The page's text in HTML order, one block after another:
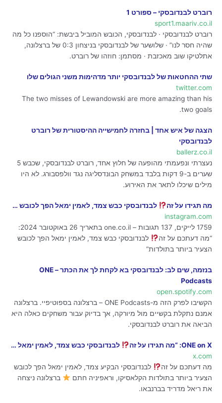
רוברט לבנדובסקי – ספורט 1
sport1.maariv.co.il
רוברט לבנדובסקי · לבנדובסקי, הכובש המוביל ביבשת: “הוספנו כל מה
שהיה חסר לנו” · שלושער של לבנדובסקי בניצחון 0:3 של ברצלונה,
אתלטיקו שוב מאכזבת · מסתמן: חוזהו של רוברט.
שתי ההחטאות של לבנדובסקי יותר מדהימות משני הגולים שלו
twitter.com
The two misses of Lewandowski are more amazing than his
two goals.
הצגה של איש אחד | בחזרה לחמישייה ההיסטורית של רוברט
לבנדובסקי
ballerz.co.il
נעצרתי ונפעמתי מהופעה של חלוץ אחד, רוברט לבנדובסקי, שכבש 5
שערים ב-9 דקות בלבד במשחק הבונדסליגה נגד וולפסבורג. לא היו
מילים שיכלו לתאר את האירוע.
מה תגידו על זה
לבנדובסקי כבש צמד, לאמין ימאל הפך לכובש …
instagram.com
1759 לייקים, 137 תגובות – one.co.il בתאריך 26 באוקטובר 2024‎:
“מה דעתכם על זה
לבנדובסקי כבש צמד, לאמין ימאל הפך לכובש
הצעיר ביותר בתולדות”
בנזמה, שים לב: לבנדובסקי בא לקחת לך את הכתר – ONE
Podcasts
open.spotify.com
הקשיבו לפרק הזה מ-ONE Podcasts – ברצלונה בספוטיפיי. ברצלונה
אמנם נתקלת בקשיים מול מיורקה, אך בדיוק עבור משחקים כאלה היא
הביאה את רוברט לבנדובסקי.
ONE on X: “מה תגידו על זה
לבנדובסקי כבש צמד, לאמין ימאל …
x.com
מה דעתכם על זה
לבנדובסקי הבקיע צמד, לאמין ימאל הפך לכובש
הצעיר ביותר בתולדות הקלאסיקו, וראפיניה חתם
ברצלונה ניצחה
את ריאל מדריד בברנבאו.